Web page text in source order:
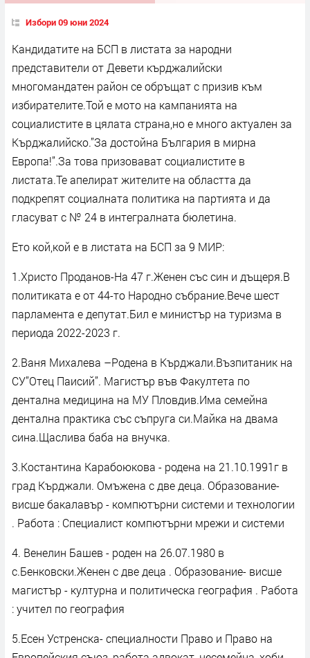
Избори 09 юни 2024
Кандидатите на БСП в листата за народни
представители от Девети кърджалийски
многомандатен район се обръщат с призив към
избирателите.Той е мото на кампанията на
социалистите в цялата страна,но е много актуален за
Кърджалийско.”За достойна България в мирна
Европа!”.За това призовават социалистите в
листата.Те апелират жителите на областта да
подкрепят социалната политика на партията и да
гласуват с № 24 в интегралната бюлетина.
Ето кой,кой е в листата на БСП за 9 МИР:
1.Христо Проданов-На 47 г.Женен със син и дъщеря.В
политиката е от 44-то Народно събрание.Вече шест
парламента е депутат.Бил е министър на туризма в
периода 2022-2023 г.
2.Ваня Михалева –Родена в Кърджали.Възпитаник на
СУ”Отец Паисий”. Магистър във Факултета по
дентална медицина на МУ Пловдив.Има семейна
дентална практика със съпруга си.Майка на двама
сина.Щаслива баба на внучка.
3.Костантина Карабоюкова - родена на 21.10.1991г в
град Кърджали. Омъжена с две деца. Образование-
висше бакалавър - компютърни системи и технологии
. Работа : Специалист компютърни мрежи и системи
4. Венелин Башев - роден на 26.07.1980 в
с.Бенковски.Женен с две деца . Образование- висше
магистър - културна и политическа география . Работа
: учител по география
5.Есен Устренска- специалности Право и Право на